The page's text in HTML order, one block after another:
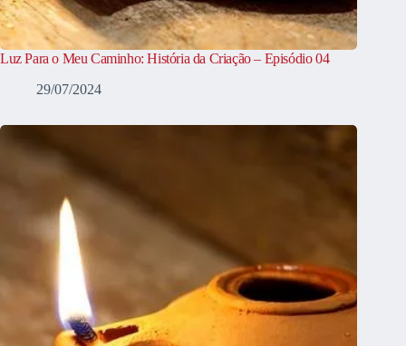
Luz Para o Meu Caminho: História da Criação – Episódio 04
29/07/2024